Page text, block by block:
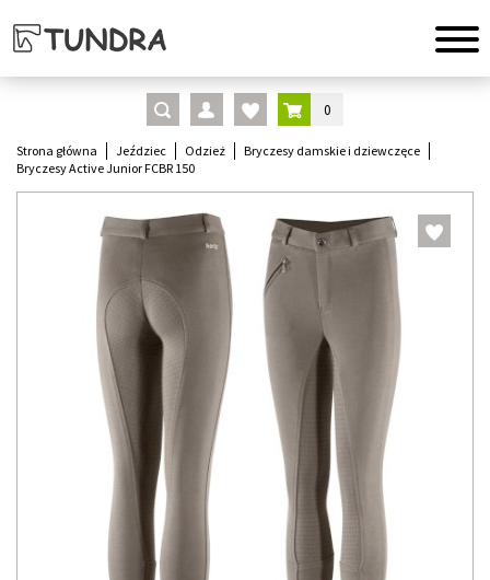
0
Strona główna Jeździec Odzież
Bryczesy damskie i dziewczęce
Bryczesy Active Junior FCBR 150